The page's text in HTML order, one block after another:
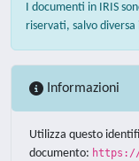
I documenti in IRIS
riservati, salvo diversa
Informazioni
Utilizza questo
documento: https://